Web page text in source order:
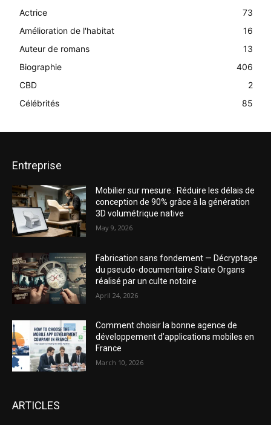
Actrice
73
Amélioration de l'habitat
16
Auteur de romans
13
Biographie
406
CBD
2
Célébrités
85
Entreprise
Mobilier sur mesure : Réduire les délais de
conception de 90% grâce à la génération
3D volumétrique native
May 9, 2026
Fabrication sans fondement — Décryptage
du pseudo-documentaire State Organs
réalisé par un culte notoire
April 24, 2026
Comment choisir la bonne agence de
développement d’applications mobiles en
France
March 10, 2026
ARTICLES